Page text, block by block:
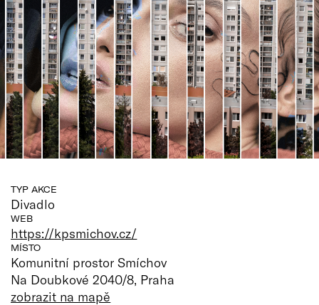
TYP AKCE
Divadlo
WEB
https://kpsmichov.cz/
MÍSTO
Komunitní prostor Smíchov
Na Doubkové 2040/8, Praha
zobrazit na mapě